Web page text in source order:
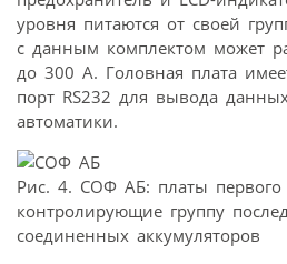
уровня питаются от своей
с данным комплектом может
до 300 А. Головная плата
порт RS232 для вывода
автоматики.
Рис. 4. СОФ АБ: платы первого
контролирующие группу
соединенных аккумуляторов